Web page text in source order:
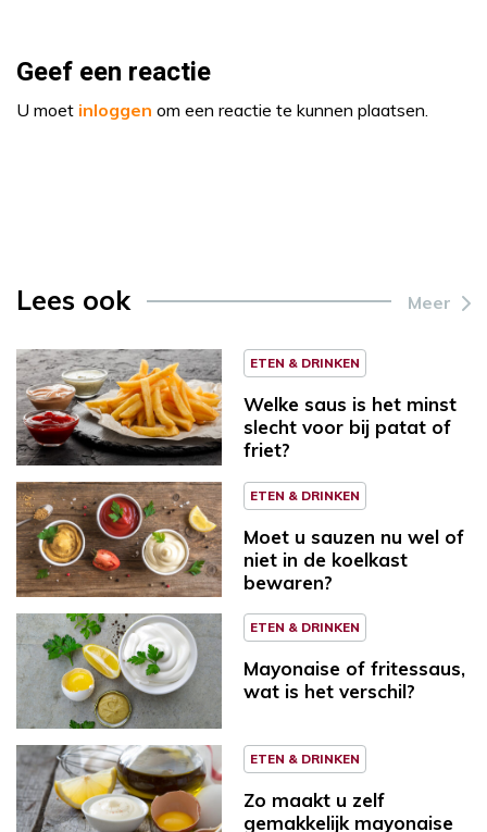
Geef een reactie
U moet inloggen om een reactie te kunnen plaatsen.
Lees ook Meer
ETEN & DRINKEN
Welke saus is het minst
slecht voor bij patat of
friet?
ETEN & DRINKEN
Moet u sauzen nu wel of
niet in de koelkast
bewaren?
ETEN & DRINKEN
Mayonaise of fritessaus,
wat is het verschil?
ETEN & DRINKEN
Zo maakt u zelf
gemakkelijk mayonaise